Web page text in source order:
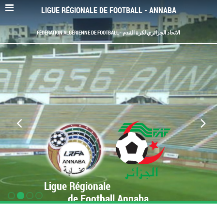
LIGUE RÉGIONALE DE FOOTBALL - ANNABA
FÉDÉRATION ALGÉRIENNE DE FOOTBALL - الاتحاد الجزائري لكرة القدم
Ligue Régionale
de Football Annaba